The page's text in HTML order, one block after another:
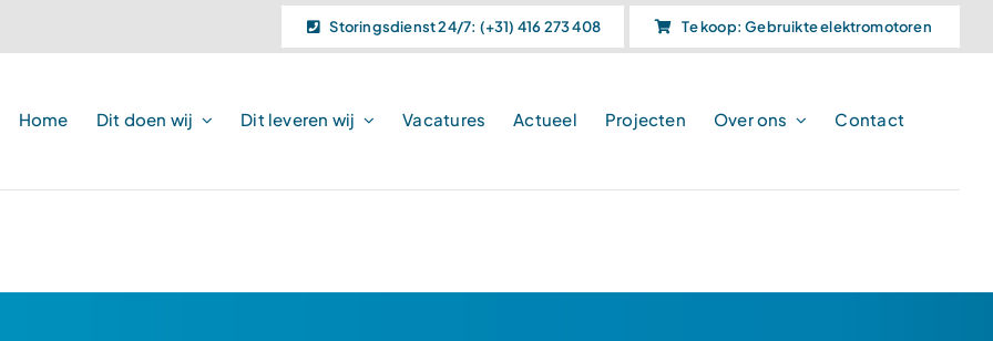
Storingsdienst 24/7: (+31) 416 273 408 Te koop: Gebruikte elektromotoren
Home Dit doen wij Dit leveren wij Vacatures Actueel Projecten Over ons Contact